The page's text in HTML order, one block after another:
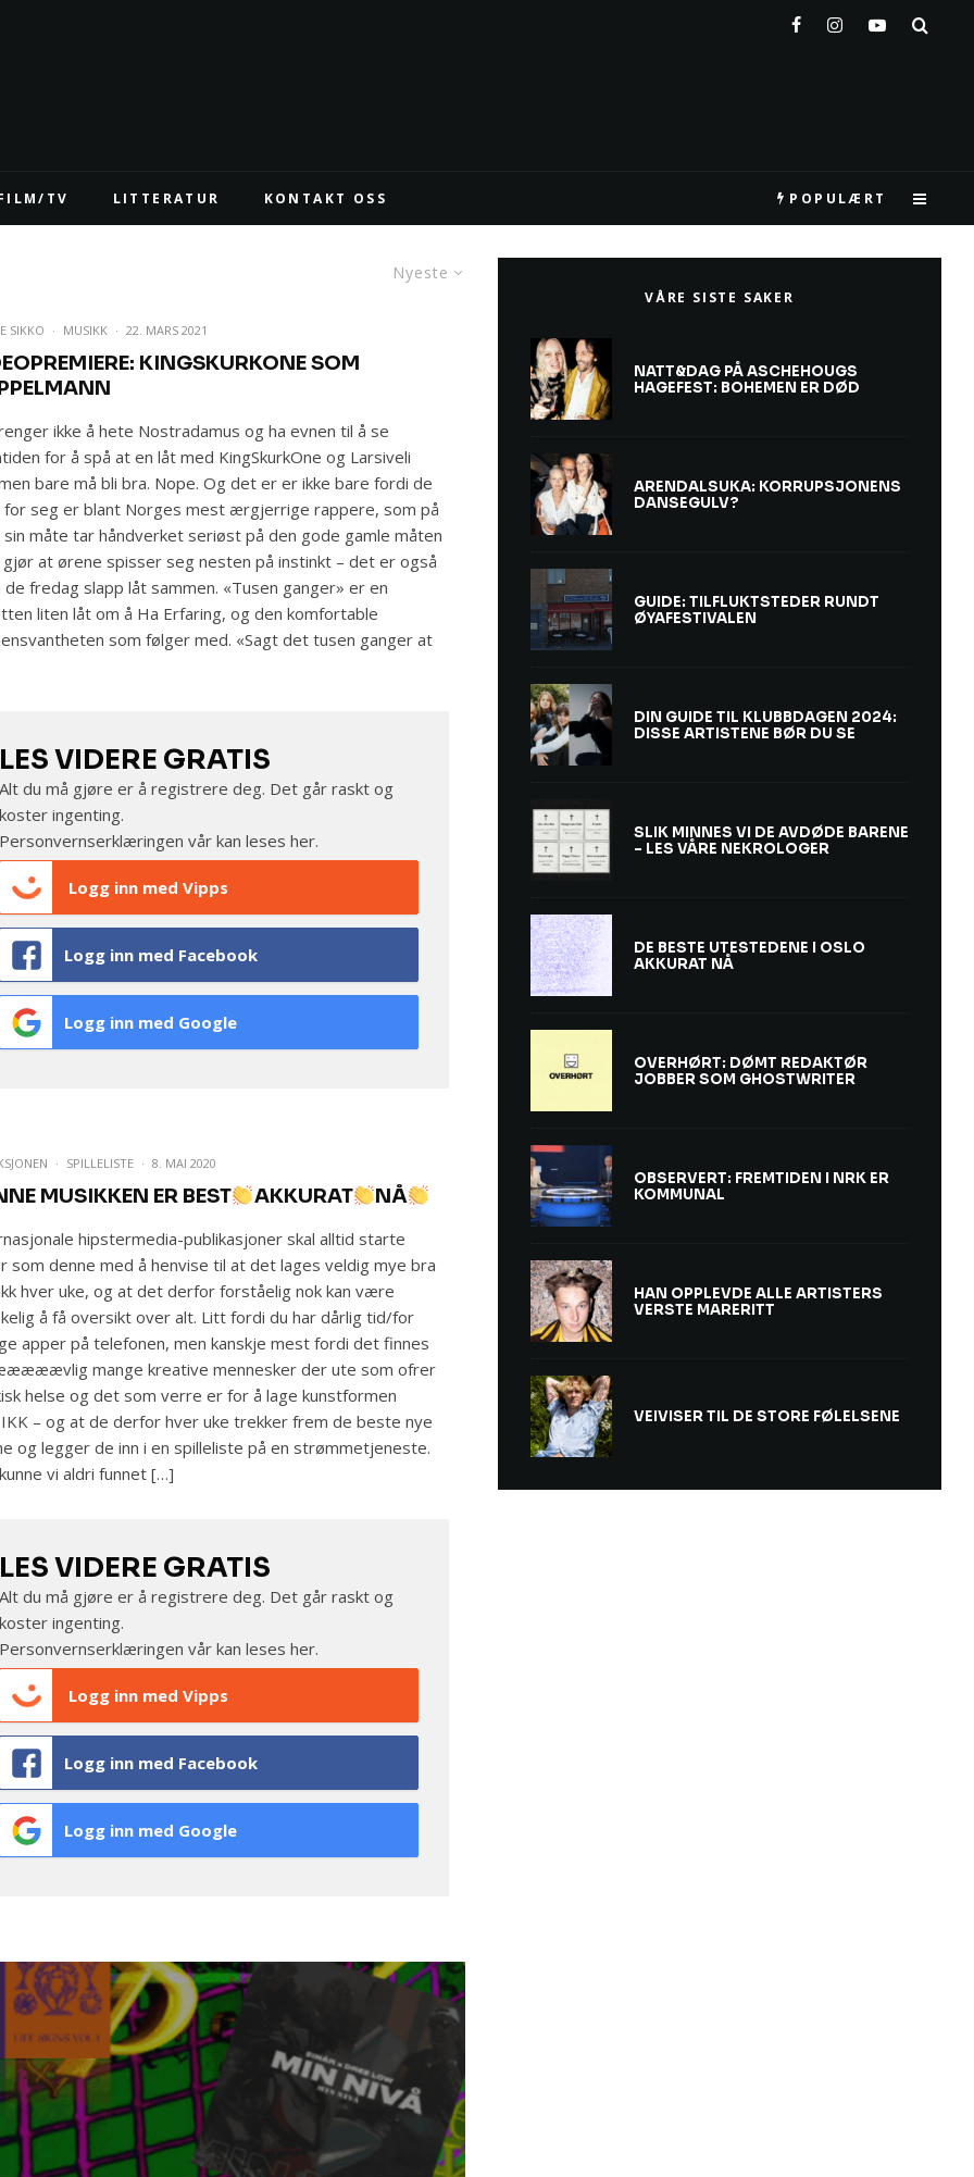
TV LITTERATUR KONTAKT OSS POPULÆRT
Nyeste
SIKKO · MUSIKK · 22. MARS 2021
KINGSKURKONE SOM
ikke å hete Nostradamus og ha evnen til å se
for å spå at en låt med KingSkurkOne og Larsiveli
bare må bli bra. Nope. Og det er er ikke bare fordi de
for seg er blant Norges mest ærgjerrige rappere, som på
sin måte tar håndverket seriøst på den gode gamle måten
at ørene spisser seg nesten på instinkt – det er også
fredag slapp låt sammen. «Tusen ganger» er en
liten låt om å Ha Erfaring, og den komfortable
som følger med. «Sagt det tusen ganger at
LES VIDERE GRATIS
Alt du må gjøre er å registrere deg. Det går raskt og
koster ingenting.
Personvernserklæringen vår kan lesesher.
Logg inn med Vipps
Logg inn med Facebook
Logg inn med Google
· SPILLELISTE · 8. MAI 2020
MUSIKKEN ER BEST AKKURAT NÅ
hipstermedia-publikasjoner skal alltid starte
som denne med å henvise til at det lages veldig mye bra
hver uke, og at det derfor forståelig nok kan være
å få oversikt over alt. Litt fordi du har dårlig tid/for
apper på telefonen, men kanskje mest fordi det finnes
mange kreative mennesker der ute som ofrer
helse og det som verre er for å lage kunstformen
– og at de derfor hver uke trekker frem de beste nye
og legger de inn i en spilleliste på en strømmetjeneste.
vi aldri funnet […]
LES VIDERE GRATIS
Alt du må gjøre er å registrere deg. Det går raskt og
koster ingenting.
Personvernserklæringen vår kan lesesher.
Logg inn med Vipps
Logg inn med Facebook
Logg inn med Google
VÅRE SISTE SAKER
NATT&DAG PÅ ASCHEHOUGS
HAGEFEST: BOHEMEN ER DØD
ARENDALSUKA: KORRUPSJONENS
DANSEGULV?
GUIDE: TILFLUKTSTEDER RUNDT
ØYAFESTIVALEN
DIN GUIDE TIL KLUBBDAGEN 2024:
DISSE ARTISTENE BØR DU SE
SLIK MINNES VI DE AVDØDE BARENE
– LES VÅRE NEKROLOGER
DE BESTE UTESTEDENE I OSLO
AKKURAT NÅ
OVERHØRT: DØMT REDAKTØR
JOBBER SOM GHOSTWRITER
OBSERVERT: FREMTIDEN I NRK ER
KOMMUNAL
HAN OPPLEVDE ALLE ARTISTERS
VERSTE MARERITT
VEIVISER TIL DE STORE FØLELSENE